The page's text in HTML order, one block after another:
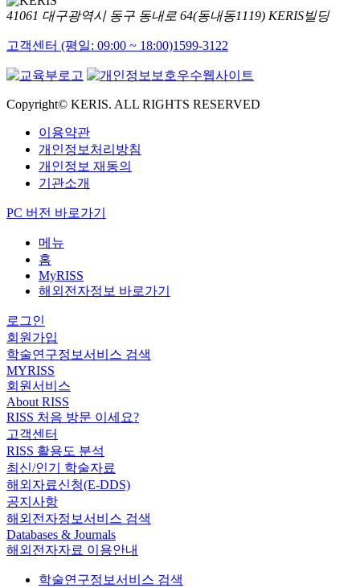
41061 대구광역시 동구 동내로 64(동내동1119) KERIS빌딩
고객센터 (평일: 09:00 ~ 18:00)1599-3122
Copyright© KERIS. ALL RIGHTS RESERVED
이용약관
개인정보처리방침
개인정보 재동의
기관소개
PC 버전 바로가기
메뉴
홈
MyRISS
해외전자정보 바로가기
로그인
회원가입
학술연구정보서비스 검색
MYRISS
회원서비스
About RISS
RISS 처음 방문 이세요?
고객센터
RISS 활용도 분석
최신/인기 학술자료
해외자료신청(E-DDS)
공지사항
해외전자정보서비스 검색
Databases & Journals
해외전자자료 이용안내
학술연구정보서비스 검색